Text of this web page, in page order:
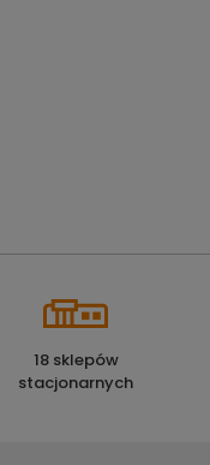
18 sklepów
stacjonarnych